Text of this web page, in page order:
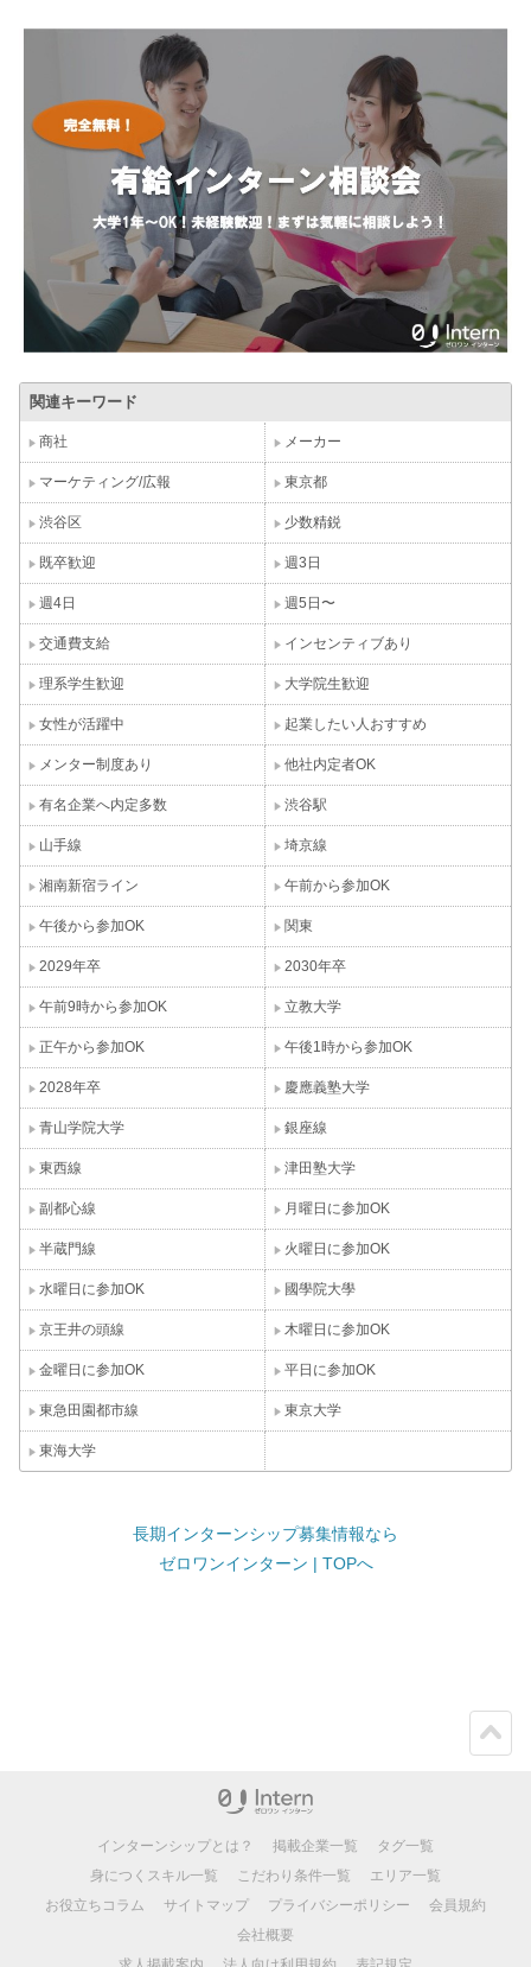
関連キーワード
商社 メーカー
マーケティング/広報 東京都
渋谷区 少数精鋭
既卒歓迎 週3日
週4日 週5日〜
交通費支給 インセンティブあり
理系学生歓迎 大学院生歓迎
女性が活躍中 起業したい人おすすめ
メンター制度あり 他社内定者OK
有名企業へ内定多数 渋谷駅
山手線 埼京線
湘南新宿ライン 午前から参加OK
午後から参加OK 関東
2029年卒 2030年卒
午前9時から参加OK 立教大学
正午から参加OK 午後1時から参加OK
2028年卒 慶應義塾大学
青山学院大学 銀座線
東西線 津田塾大学
副都心線 月曜日に参加OK
半蔵門線 火曜日に参加OK
水曜日に参加OK 國學院大學
京王井の頭線 木曜日に参加OK
金曜日に参加OK 平日に参加OK
東急田園都市線 東京大学
東海大学
長期インターンシップ募集情報なら
ゼロワンインターン | TOPへ
インターンシップとは？ 掲載企業一覧
タグ一覧
身につくスキル一覧
こだわり条件一覧
エリア一覧
お役立ちコラム
サイトマップ プライバシーポリシー
会員規約
会社概要